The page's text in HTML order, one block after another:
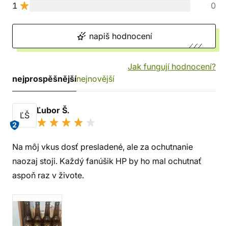
1
0
napiš hodnocení
Jak fungují hodnocení?
nejprospěšnějšínejnovější
ĽŠ
2
Ľubor Š.
Na môj vkus dosť presladené, ale za ochutnanie
naozaj stoji. Každý fanúšik HP by ho mal ochutnať
aspoň raz v živote.